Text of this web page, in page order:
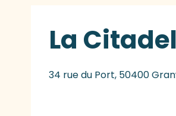
La
34 rue du Port, 50400